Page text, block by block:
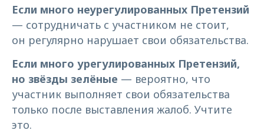
Если много неурегулированных Претензий
— сотрудничать с участником не стоит,
он регулярно нарушает свои обязательства.
Если много урегулированных Претензий,
но звёзды зелёные — вероятно, что
участник выполняет свои обязательства
только после выставления жалоб. Учтите
это.